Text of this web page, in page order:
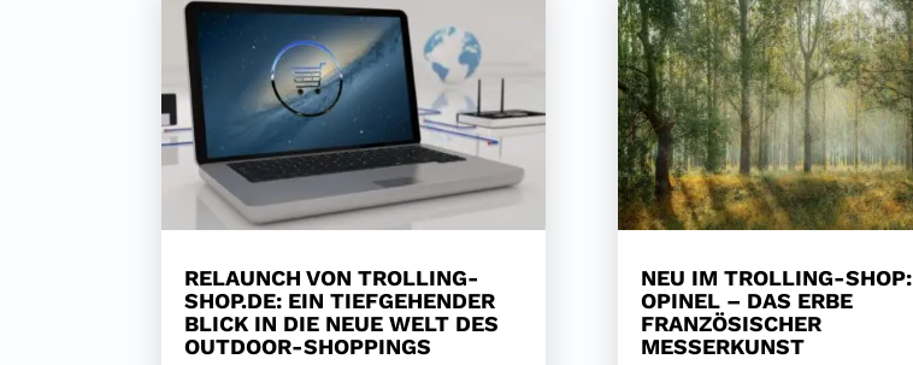
RELAUNCH VON TROLLING-
SHOP.DE: EIN TIEFGEHENDER
BLICK IN DIE NEUE WELT DES
OUTDOOR-SHOPPINGS
NEU IM TROLLING-SHOP:
OPINEL – DAS ERBE
FRANZÖSISCHER
MESSERKUNST